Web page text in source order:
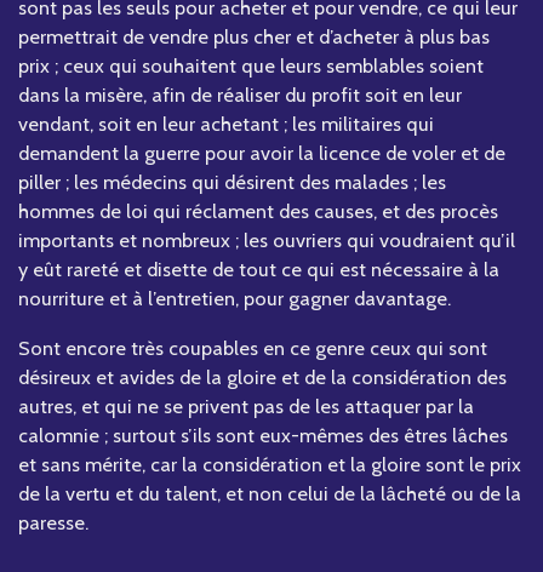
sont pas les seuls pour acheter et pour vendre, ce qui leur
permettrait de vendre plus cher et d’acheter à plus bas
prix ; ceux qui souhaitent que leurs semblables soient
dans la misère, afin de réaliser du profit soit en leur
vendant, soit en leur achetant ; les militaires qui
demandent la guerre pour avoir la licence de voler et de
piller ; les médecins qui désirent des malades ; les
hommes de loi qui réclament des causes, et des procès
importants et nombreux ; les ouvriers qui voudraient qu’il
y eût rareté et disette de tout ce qui est nécessaire à la
nourriture et à l’entretien, pour gagner davantage.
Sont encore très coupables en ce genre ceux qui sont
désireux et avides de la gloire et de la considération des
autres, et qui ne se privent pas de les attaquer par la
calomnie ; surtout s’ils sont eux-mêmes des êtres lâches
et sans mérite, car la considération et la gloire sont le prix
de la vertu et du talent, et non celui de la lâcheté ou de la
paresse.